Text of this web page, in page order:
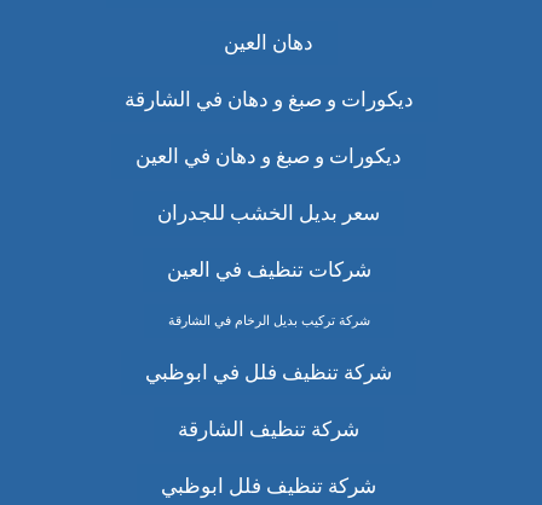
دهان العين
ديكورات و صبغ و دهان في الشارقة
ديكورات و صبغ و دهان في العين
سعر بديل الخشب للجدران
شركات تنظيف في العين
شركة تركيب بديل الرخام في الشارقة
شركة تنظيف فلل في ابوظبي
شركة تنظيف الشارقة
شركة تنظيف فلل ابوظبي